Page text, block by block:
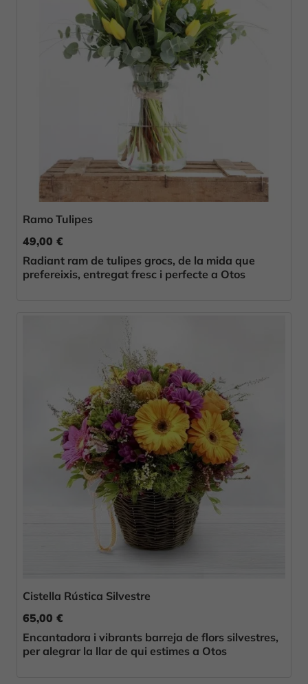
Ramo Tulipes
49,00 €
Radiant ram de tulipes grocs, de la mida que
prefereixis, entregat fresc i perfecte a Otos
Cistella Rústica Silvestre
65,00 €
Encantadora i vibrants barreja de flors silvestres,
per alegrar la llar de qui estimes a Otos